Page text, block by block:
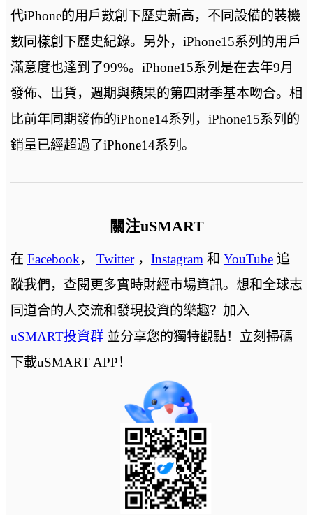
代iPhone的用戶數創下歷史新高，不同設備的裝機
數同樣創下歷史紀錄。另外，iPhone15系列的用戶
滿意度也達到了99%。iPhone15系列是在去年9月
發佈、出貨，週期與蘋果的第四財季基本吻合。相
比前年同期發佈的iPhone14系列，iPhone15系列的
銷量已經超過了iPhone14系列。
關注uSMART
在 Facebook， Twitter， Instagram 和 YouTube追
蹤我們，查閱更多實時財經市場資訊。想和全球志
同道合的人交流和發現投資的樂趣？加入
uSMART投資群並分享您的獨特觀點！立刻掃碼
下載uSMART APP！